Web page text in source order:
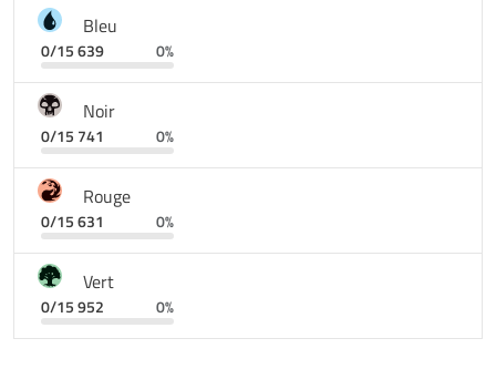
Bleu
0/15 639 0%
Noir
0/15 741 0%
Rouge
0/15 631 0%
Vert
0/15 952 0%